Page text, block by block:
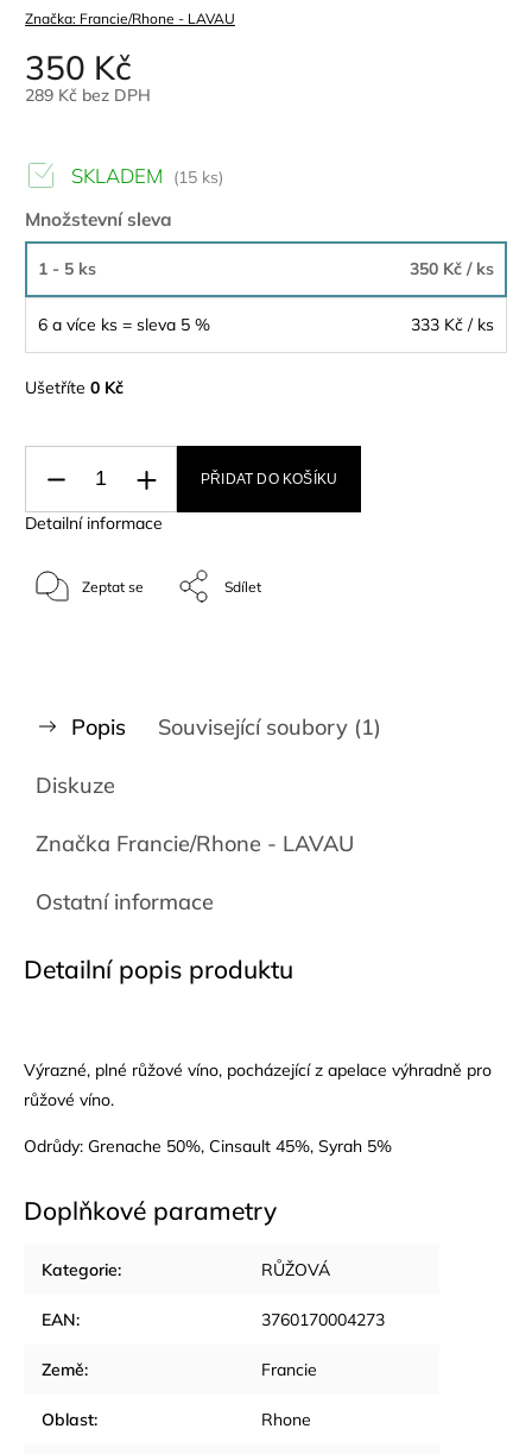
Značka: Francie/Rhone - LAVAU
350 Kč
289 Kč bez DPH
SKLADEM (15 ks)
Množstevní sleva
1 - 5 ks 350 Kč / ks
6 a více ks = sleva 5 % 333 Kč / ks
Ušetříte 0 Kč
PŘIDAT DO KOŠÍKU
Detailní informace
Zeptat se Sdílet
Popis Související soubory (1)
Diskuze
Značka Francie/Rhone - LAVAU
Ostatní informace
Detailní popis produktu
Výrazné, plné růžové víno, pocházející z apelace výhradně pro
růžové víno.
Odrůdy: Grenache 50%, Cinsault 45%, Syrah 5%
Doplňkové parametry
Kategorie: RŮŽOVÁ
EAN: 3760170004273
Země: Francie
Oblast: Rhone